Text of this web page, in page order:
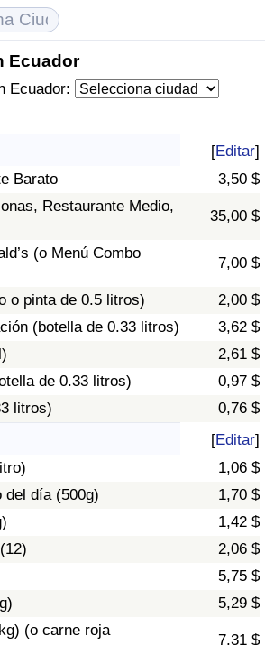
Ecuador
Ecuador:
[Editar]
Barato
3,50 $
Restaurante Medio,
35,00 $
(o Menú Combo
7,00 $
o pinta de 0.5 litros)
2,00 $
(botella de 0.33 litros)
3,62 $
2,61 $
de 0.33 litros)
0,97 $
litros)
0,76 $
[Editar]
1,06 $
del día (500g)
1,70 $
1,42 $
2,06 $
5,75 $
5,29 $
(o carne roja
7,31 $
Vida (Actual)
vida por país
Inmuebles (Actual)
Inmuebles
Inmuebles por País
Vida
Vida (Actual)
vida por país
de Criminalidad
por país
País